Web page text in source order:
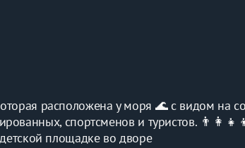
расположена у моря 🌊 с видом на
спортсменов и туристов.
площадке во дворе